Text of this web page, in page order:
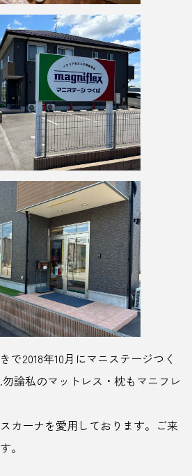
で2018年10月にマニステージつく
論私のマットレス・枕もマニフレ
カーナを愛用しております。ご来
。